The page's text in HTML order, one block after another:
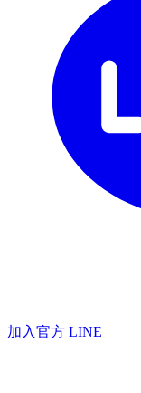
加入官方 LINE